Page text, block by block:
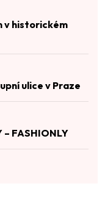
v historickém
ulice v Praze
– FASHIONLY